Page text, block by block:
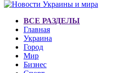
ВСЕ РАЗДЕЛЫ
Главная
Украина
Город
Мир
Бизнес